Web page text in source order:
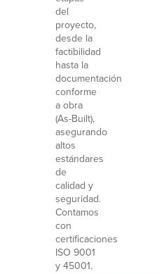
del
proyecto,
desde la
factibilidad
hasta la
documentación
conforme
a obra
(As-Built),
asegurando
altos
estándares
de
calidad y
seguridad.
Contamos
con
certificaciones
ISO 9001
y 45001.